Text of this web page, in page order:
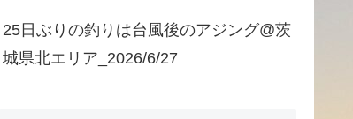
25日ぶりの釣りは台風後のアジング@茨
城県北エリア_2026/6/27